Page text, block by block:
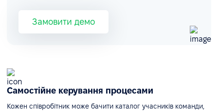
Замовити демо
Самостійне керування процесами
Кожен співробітник може бачити каталог учасників команди,